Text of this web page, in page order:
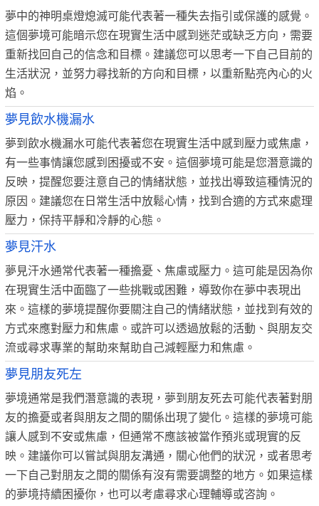
夢中的神明桌燈熄滅可能代表著一種失去指引或保護的感覺。
這個夢境可能暗示您在現實生活中感到迷茫或缺乏方向，需要
重新找回自己的信念和目標。建議您可以思考一下自己目前的
生活狀況，並努力尋找新的方向和目標，以重新點亮內心的火
焰。
夢見飲水機漏水
夢到飲水機漏水可能代表著您在現實生活中感到壓力或焦慮，
有一些事情讓您感到困擾或不安。這個夢境可能是您潛意識的
反映，提醒您要注意自己的情緒狀態，並找出導致這種情況的
原因。建議您在日常生活中放鬆心情，找到合適的方式來處理
壓力，保持平靜和冷靜的心態。
夢見汗水
夢見汗水通常代表著一種擔憂、焦慮或壓力。這可能是因為你
在現實生活中面臨了一些挑戰或困難，導致你在夢中表現出
來。這樣的夢境提醒你要關注自己的情緒狀態，並找到有效的
方式來應對壓力和焦慮。或許可以透過放鬆的活動、與朋友交
流或尋求專業的幫助來幫助自己減輕壓力和焦慮。
夢見朋友死左
夢境通常是我們潛意識的表現，夢到朋友死去可能代表著對朋
友的擔憂或者與朋友之間的關係出現了變化。這樣的夢境可能
讓人感到不安或焦慮，但通常不應該被當作預兆或現實的反
映。建議你可以嘗試與朋友溝通，關心他們的狀況，或者思考
一下自己對朋友之間的關係有沒有需要調整的地方。如果這樣
的夢境持續困擾你，也可以考慮尋求心理輔導或咨詢。